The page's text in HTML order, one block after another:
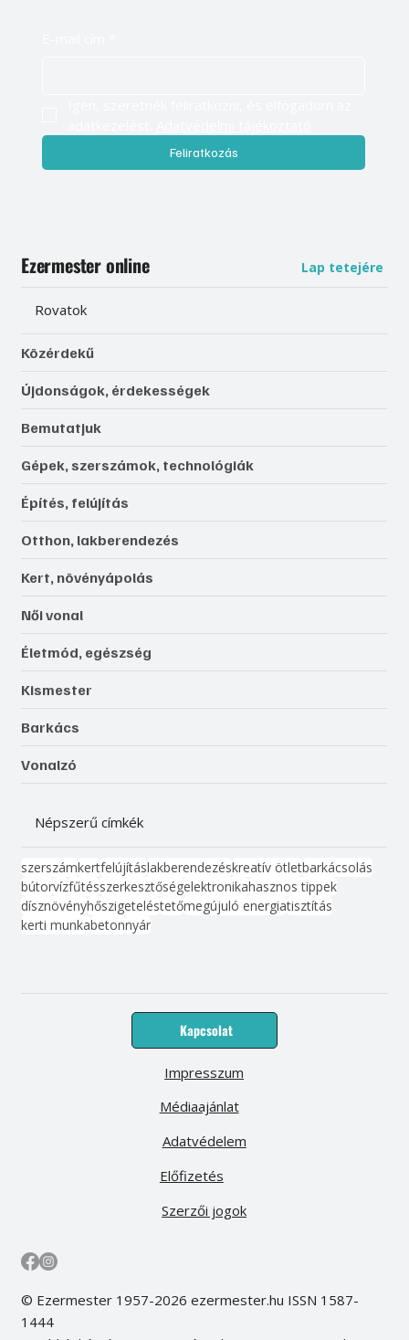
Feliratkozás
Ezermester online Lap tetejére
Rovatok
Közérdekű
Újdonságok, érdekességek
Bemutatjuk
Gépek, szerszámok, technológiák
Építés, felújítás
Otthon, lakberendezés
Kert, növényápolás
Női vonal
Életmód, egészség
Kismester
Barkács
Vonalzó
Népszerű címkék
szerszámkertfelújításlakberendezéskreatív ötletbarkácsolás
bútorvízfűtésszerkesztőségelektronikahasznos tippek
dísznövényhőszigeteléstetőmegújuló energiatisztítás
kerti munkabetonnyár
Kapcsolat
Médiaajánlat
Előfizetés
Impresszum
Adatvédelem
Szerzői jogok
© Ezermester 1957-2026 ezermester.hu ISSN 1587-
1444